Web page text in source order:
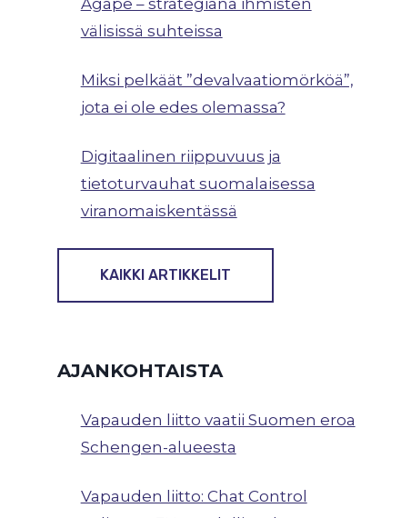
Agape – strategiana ihmisten
välisissä suhteissa
Miksi pelkäät ”devalvaatiomörköä”,
jota ei ole edes olemassa?
Digitaalinen riippuvuus ja
tietoturvauhat suomalaisessa
viranomaiskentässä
KAIKKI ARTIKKELIT
AJANKOHTAISTA
Vapauden liitto vaatii Suomen eroa
Schengen-alueesta
Vapauden liitto: Chat Control